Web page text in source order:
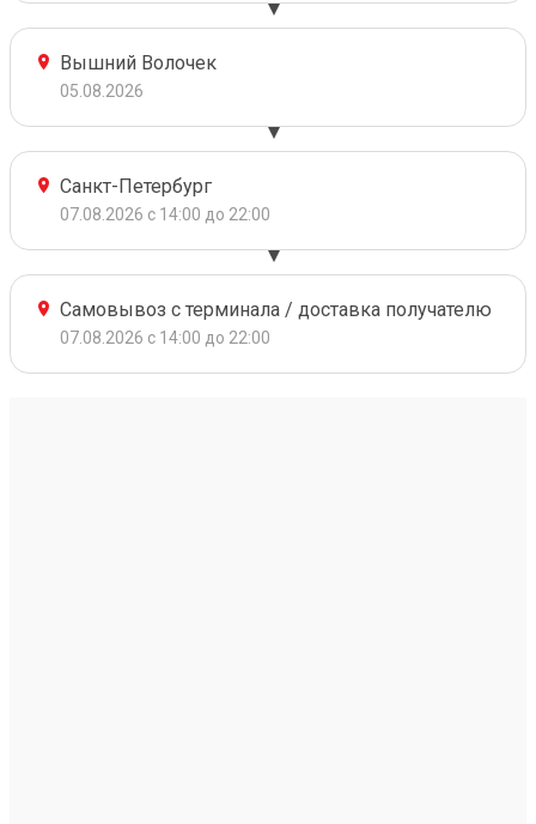
Вышний Волочек
05.08.2026
Санкт-Петербург
07.08.2026 с 14:00 до 22:00
Самовывоз с терминала / доставка получателю
07.08.2026 с 14:00 до 22:00